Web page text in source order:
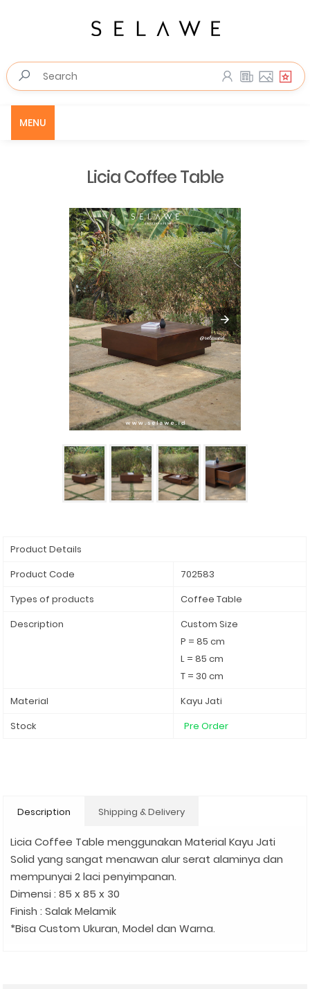
MENU
Licia Coffee Table
Product Details
Product Code
702583
Types of products
Coffee Table
Description
Custom Size
P = 85 cm
L = 85 cm
T = 30 cm
Material
Kayu Jati
Stock
Pre Order
Description Shipping & Delivery
Licia Coffee Table menggunakan Material Kayu Jati
Solid yang sangat menawan alur serat alaminya dan
mempunyai 2 laci penyimpanan.
Dimensi : 85 x 85 x 30
Finish : Salak Melamik
*Bisa Custom Ukuran, Model dan Warna.